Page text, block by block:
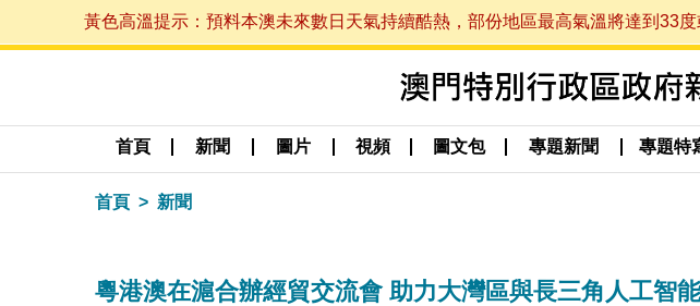
黃色高溫提示：預料本澳未來數日天氣持續酷熱，部份地區最高氣溫將達到33
首頁 新聞 圖片 視頻 圖文包 專題新聞 專題特
首頁 新聞
粵港澳在滬合辦經貿交流會 助力大灣區與長三角人工智